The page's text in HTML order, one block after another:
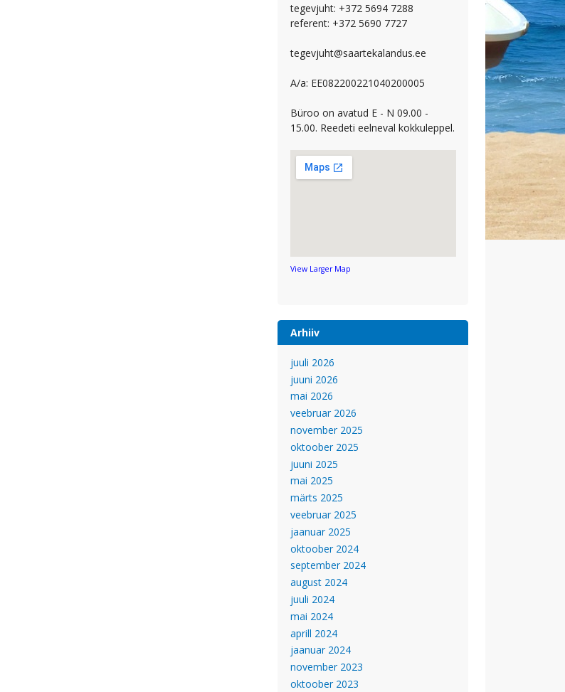
tegevjuht: +372 5694 7288
referent: +372 5690 7727
tegevjuht@saartekalandus.ee
A/a: EE082200221040200005
Büroo on avatud E - N 09.00 -
15.00. Reedeti eelneval kokkuleppel.
View Larger Map
Arhiiv
juuli 2026
juuni 2026
mai 2026
veebruar 2026
november 2025
oktoober 2025
juuni 2025
mai 2025
märts 2025
veebruar 2025
jaanuar 2025
oktoober 2024
september 2024
august 2024
juuli 2024
mai 2024
aprill 2024
jaanuar 2024
november 2023
oktoober 2023